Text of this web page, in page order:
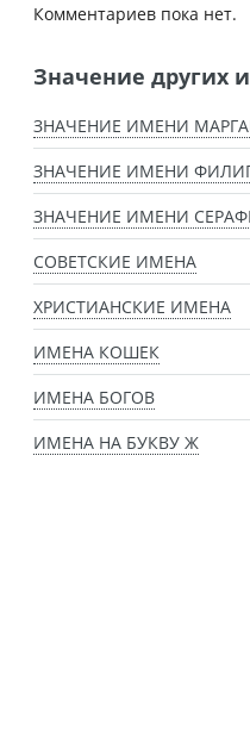
Комментариев пока нет.
Значение других
ЗНАЧЕНИЕ ИМЕНИ
ЗНАЧЕНИЕ ИМЕНИ
ЗНАЧЕНИЕ ИМЕНИ
СОВЕТСКИЕ ИМЕНА
ХРИСТИАНСКИЕ ИМЕНА
ИМЕНА КОШЕК
ИМЕНА БОГОВ
ИМЕНА НА БУКВУ Ж